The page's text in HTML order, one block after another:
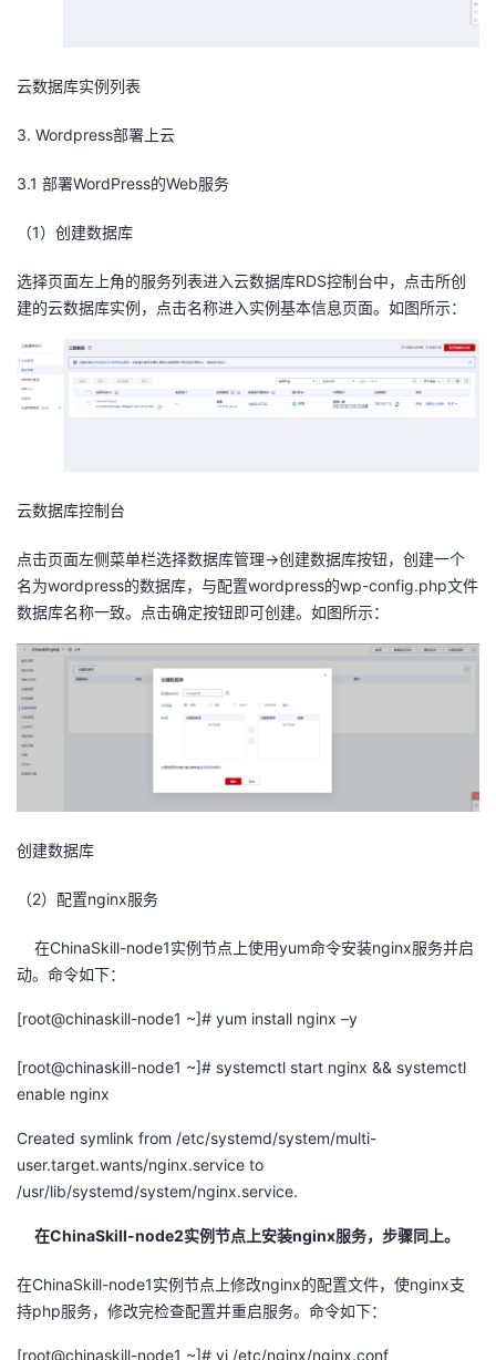
云数据库实例列表
3. Wordpress部署 上云
3.1 部署WordPress的Web服务
（1）创建数据库
选择页面左上角的服务列表进入云数据库RDS控制台中，点击所创
建的云数据库实例，点击名称进入实例基本信息页面。如图所示：
云数据库控制台
点击页面左侧菜单栏选择数据库管理->创建数据库按钮，创建一个
名为wordpress的数据库，与配置wordpress的wp-config.php文件
数据库名称一致。点击确定按钮即可创建。如图所示：
创建数据库
（2）配置nginx服务
在ChinaSkill-node1实例节点上使用yum命令安装nginx服务并启
动。命令如下：
[root@chinaskill-node1 ~]# yum install nginx –y
[root@chinaskill-node1 ~]# systemctl start nginx && systemctl
enable nginx
Created symlink from /etc/systemd/system/multi-
user.target.wants/nginx.service to
/usr/lib/systemd/system/nginx.service.
在ChinaSkill-node2实例节点上安装nginx服务，步骤同上。
在ChinaSkill-node1实例节点上修改nginx的配置文件，使nginx支
持php服务，修改完检查配置并重启服务。命令如下：
[root@chinaskill-node1 ~]# vi /etc/nginx/nginx.conf